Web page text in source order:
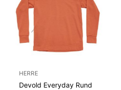
HERRE
Devold Everyday Rund